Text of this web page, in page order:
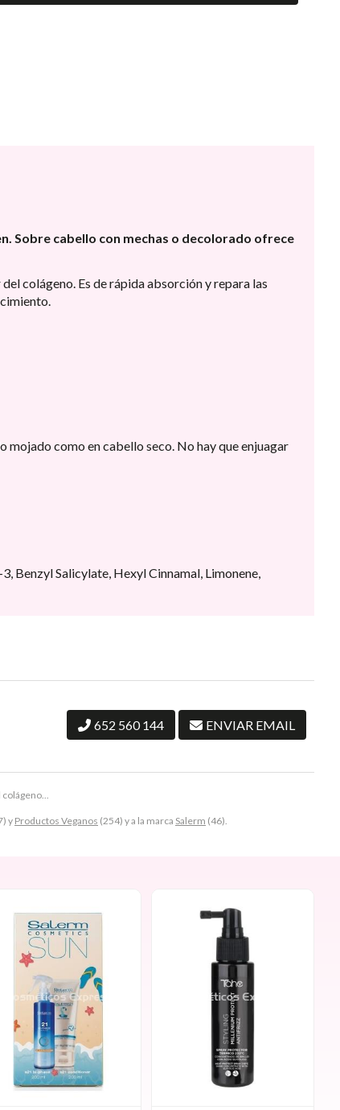
y Productos Veganos (254) y a la marca Salerm (46).
Sobre cabello con mechas o decolorado ofrece
colágeno. Es de rápida absorción y repara las
como en cabello seco. No hay que enjuagar
Benzyl Salicylate, Hexyl Cinnamal, Limonene,
652 560 144 ENVIAR EMAIL